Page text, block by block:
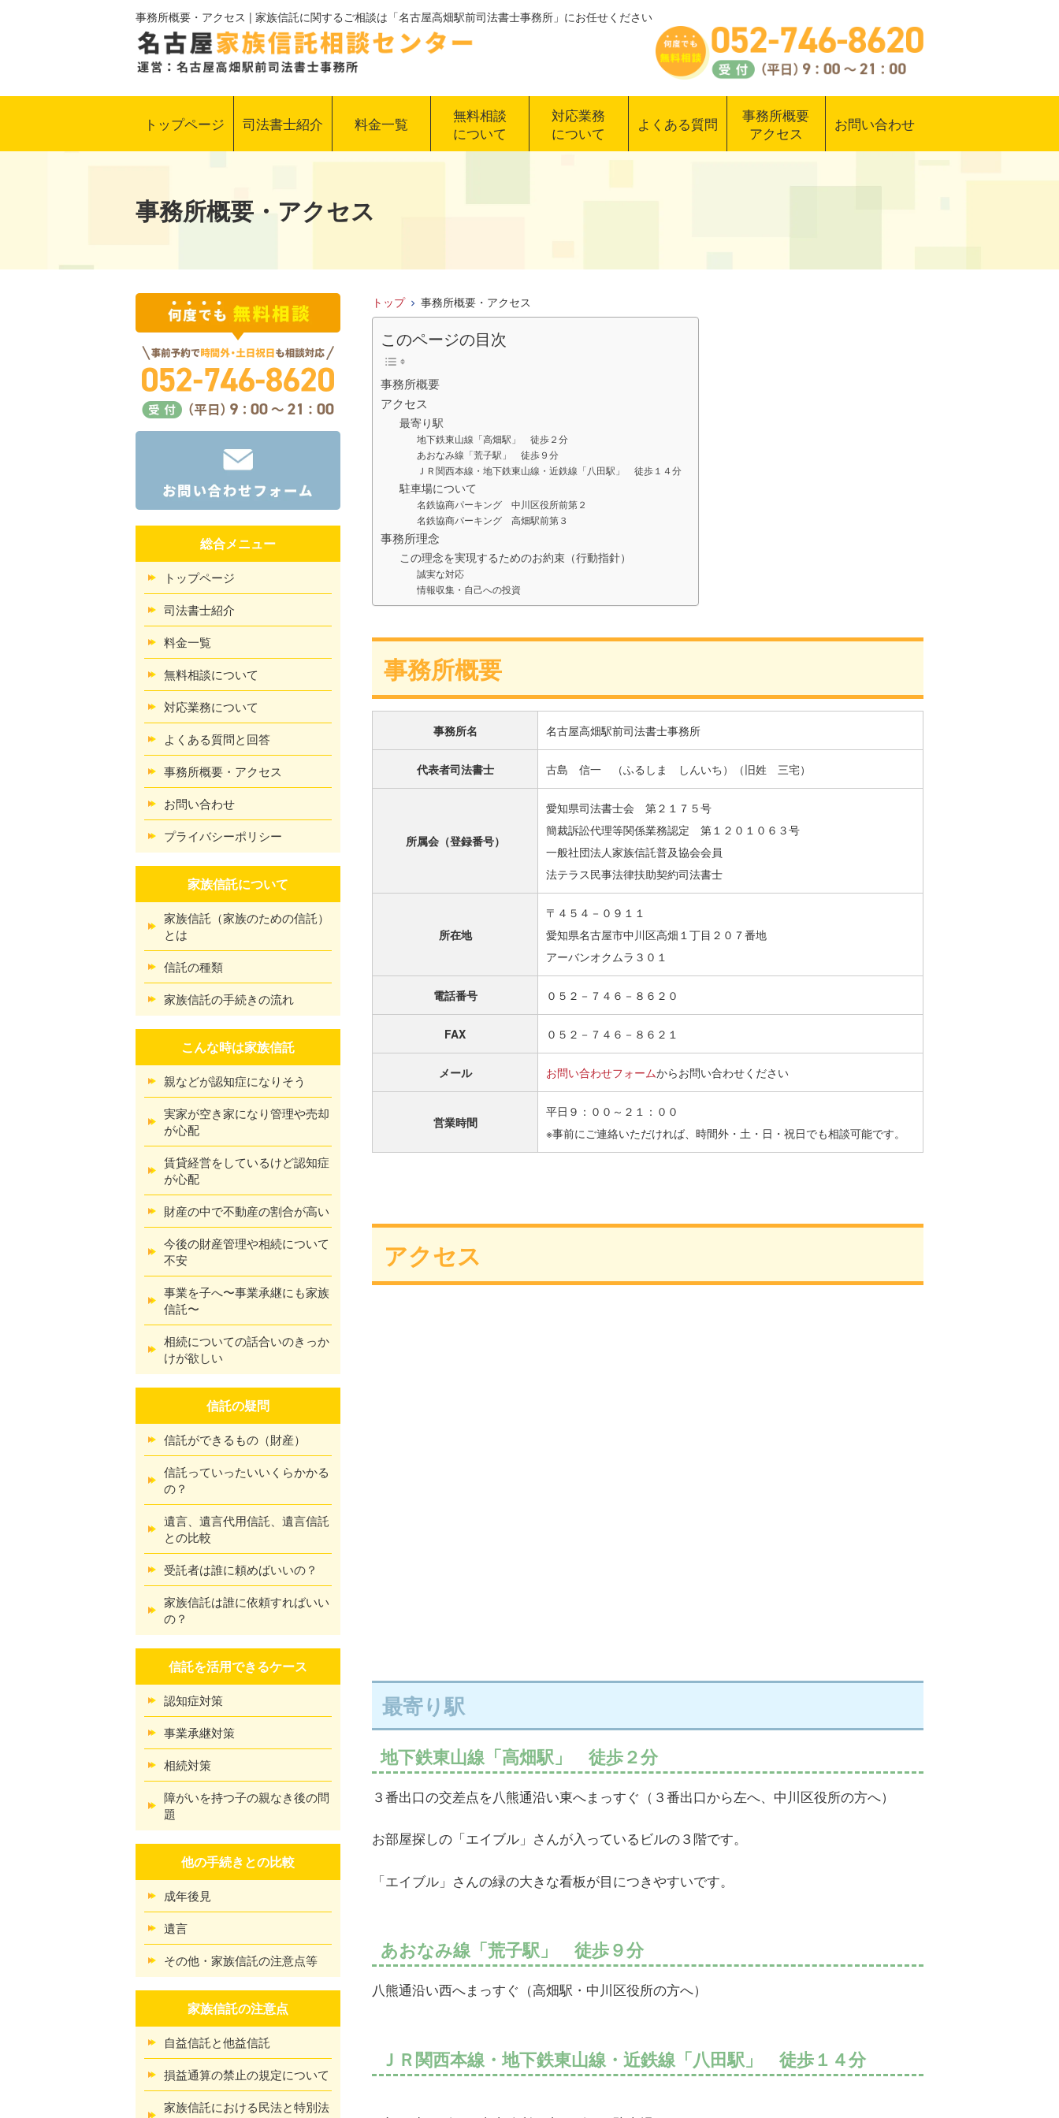
事務所概要・アクセス | 家族信託に関するご相談は「名古屋高畑駅前司法書士事務所」にお任せください
トップページ 司法書士紹介 料金一覧
無料相談
について
対応業務
について
よくある質問
事務所概要
アクセス
お問い合わせ
事務所概要・アクセス
トップ 事務所概要・アクセス
このページの目次
事務所概要
アクセス
最寄り駅
地下鉄東山線「高畑駅」 徒歩２分
あおなみ線「荒子駅」 徒歩９分
ＪＲ関西本線・地下鉄東山線・近鉄線「八田駅」 徒歩１４分
駐車場について
名鉄協商パーキング 中川区役所前第２
名鉄協商パーキング 高畑駅前第３
事務所理念
この理念を実現するためのお約束（行動指針）
誠実な対応
情報収集・自己への投資
事務所概要
事務所名 名古屋高畑駅前司法書士事務所
代表者司法書士 古島 信一 （ふるしま しんいち）（旧姓 三宅）
所属会（登録番号）
愛知県司法書士会 第２１７５号
簡裁訴訟代理等関係業務認定 第１２０１０６３号
一般社団法人家族信託普及協会会員
法テラス民事法律扶助契約司法書士
所在地
〒４５４－０９１１
愛知県名古屋市中川区高畑１丁目２０７番地
アーバンオクムラ３０１
電話番号 ０５２－７４６－８６２０
FAX ０５２－７４６－８６２１
メール お問い合わせフォームからお問い合わせください
営業時間
平日９：００～２１：００
※事前にご連絡いただければ、時間外・土・日・祝日でも相談可能です。
アクセス
最寄り駅
地下鉄東山線「高畑駅」 徒歩２分
３番出口の交差点を八熊通沿い東へまっすぐ（３番出口から左へ、中川区役所の方へ）
お部屋探しの「エイブル」さんが入っているビルの３階です。
「エイブル」さんの緑の大きな看板が目につきやすいです。
あおなみ線「荒子駅」 徒歩９分
八熊通沿い西へまっすぐ（高畑駅・中川区役所の方へ）
ＪＲ関西本線・地下鉄東山線・近鉄線「八田駅」 徒歩１４分
総合メニュー
トップページ
司法書士紹介
料金一覧
無料相談について
対応業務について
よくある質問と回答
事務所概要・アクセス
お問い合わせ
プライバシーポリシー
家族信託について
家族信託（家族のための信託）
とは
信託の種類
家族信託の手続きの流れ
こんな時は家族信託
親などが認知症になりそう
実家が空き家になり管理や売却
が心配
賃貸経営をしているけど認知症
が心配
財産の中で不動産の割合が高い
今後の財産管理や相続について
不安
事業を子へ〜事業承継にも家族
信託〜
相続についての話合いのきっか
けが欲しい
信託の疑問
信託ができるもの（財産）
信託っていったいいくらかかる
の？
遺言、遺言代用信託、遺言信託
との比較
受託者は誰に頼めばいいの？
家族信託は誰に依頼すればいい
の？
信託を活用できるケース
認知症対策
事業承継対策
相続対策
障がいを持つ子の親なき後の問
題
他の手続きとの比較
成年後見
遺言
その他・家族信託の注意点等
家族信託の注意点
自益信託と他益信託
損益通算の禁止の規定について
家族信託における民法と特別法